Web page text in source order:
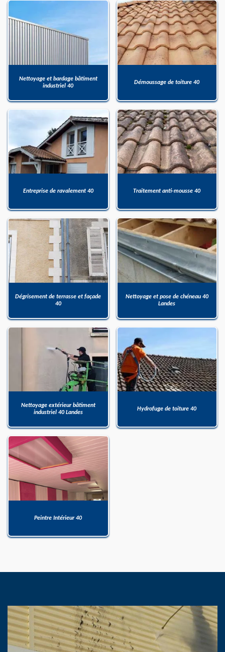
Nettoyage et bardage bâtiment
industriel 40
Démoussage de toiture 40
Entreprise de ravalement 40 Traitement anti-mousse 40
Dégrisement de terrasse et façade
40
Nettoyage et pose de chéneau 40
Landes
Nettoyage extérieur bâtiment
industriel 40 Landes
Hydrofuge de toiture 40
Peintre Intérieur 40